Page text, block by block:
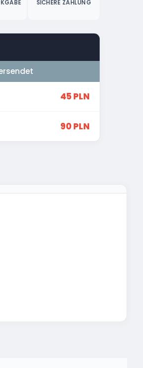
SICHERE ZAHLUNG
45 PLN
90 PLN